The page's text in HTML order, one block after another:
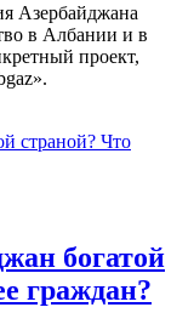
Азербайджана
в Албании и в
проект,
богатой
граждан?